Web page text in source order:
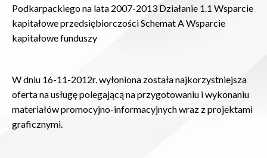
Podkarpackiego na lata 2007-2013 Działanie 1.1 Wsparcie
kapitałowe przedsiębiorczości Schemat A Wsparcie
kapitałowe funduszy
W dniu 16-11-2012r. wyłoniona została najkorzystniejsza
oferta na usługę polegającą na przygotowaniu i wykonaniu
materiałów promocyjno-informacyjnych wraz z projektami
graficznymi.